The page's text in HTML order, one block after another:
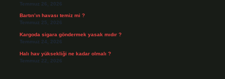
Temmuz 26, 2026
Bartın’ın havası temiz mi ?
Temmuz 25, 2026
Kargoda sigara göndermek yasak mıdır ?
Temmuz 24, 2026
Halı hav yüksekliği ne kadar olmalı ?
Temmuz 22, 2026